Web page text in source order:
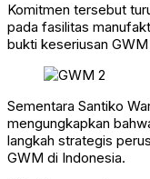
Komitmen tersebut
pada fasilitas
bukti keseriusan
Sementara Santiko
mengungkapkan
langkah strategis
GWM di Indonesia.